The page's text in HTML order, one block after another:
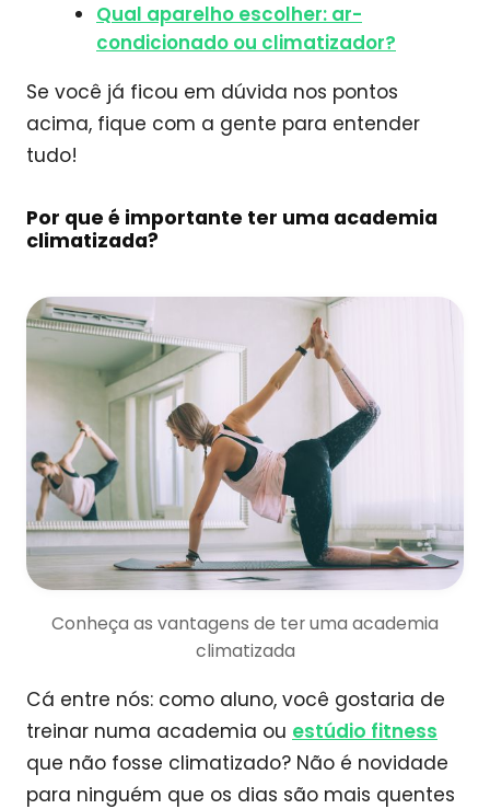
Qual aparelho escolher: ar-
condicionado ou climatizador?
Se você já ficou em dúvida nos pontos
acima, fique com a gente para entender
tudo!
Por que é importante ter uma academia
climatizada?
Conheça as vantagens de ter uma academia
climatizada
Cá entre nós: como aluno, você gostaria de
treinar numa academia ou estúdio fitness
que não fosse climatizado? Não é novidade
para ninguém que os dias são mais quentes